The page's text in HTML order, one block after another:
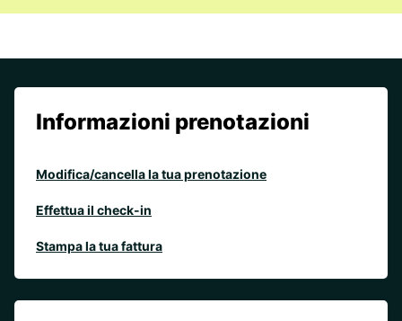
Informazioni prenotazioni
Modifica/cancella la tua prenotazione
Effettua il check-in
Stampa la tua fattura